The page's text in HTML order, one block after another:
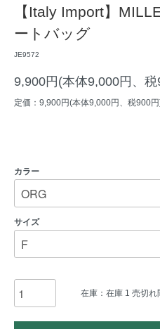
【Italy Import】
ートバッグ
JE9572
9,900円(本体9,000円、税
定価：9,900円(本体9,000円、税900
カラー
サイズ
在庫：在庫 1 売切れ